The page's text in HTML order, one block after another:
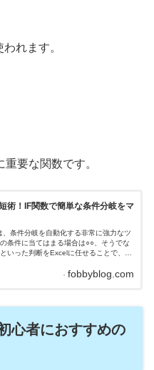
れます。
要な関数です。
術！IF関数で簡単な条件分岐をマ
、条件分岐を自動化する非常に強力なツ
条件に当てはまる場合は○○、そうでな
った判断をExcelに任せることで、作
従業員の業績達成状況を自動判定するこ
fobbyblog.com
心者におすすめの